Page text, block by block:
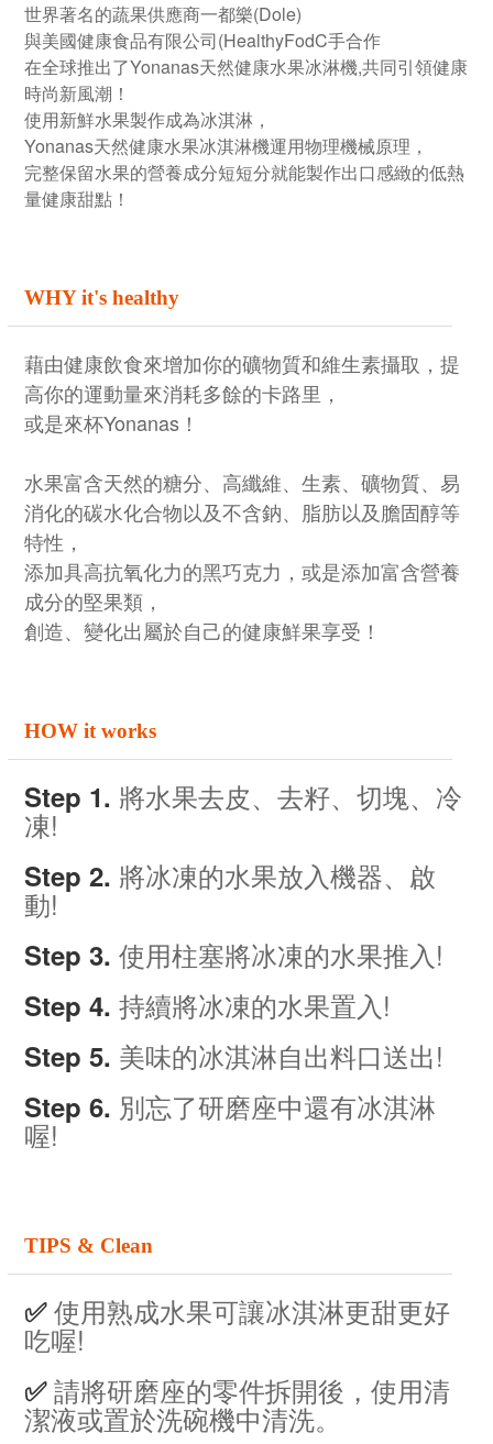
世界著名的蔬果供應商一都樂(Dole)
與美國健康食品有限公司(HealthyFodC手合作
在全球推出了Yonanas天然健康水果冰淋機,共同引領健康
時尚新風潮！
使用新鮮水果製作成為冰淇淋，
Yonanas天然健康水果冰淇淋機運用物理機械原理，
完整保留水果的營養成分短短分就能製作出口感緻的低熱
量健康甜點！
WHY it's healthy
藉由健康飲食來增加你的礦物質和維生素攝取， 提
高你的運動量來消耗多餘的卡路里，
或是來杯Yonanas！
水果富含天然的糖分、高纖維、生素、礦物質、易
消化的碳水化合物以及不含鈉、脂肪以及膽固醇等
特性，
添加具高抗氧化力的黑巧克力， 或是添加富含營養
成分的堅果類，
創造、變化出屬於自己的健康鮮果享受！
HOW it works
Step 1. 將水果去皮、去籽、切塊、冷
凍!
Step 2. 將冰凍的水果放入機器、啟
動!
Step 3. 使用柱塞將冰凍的水果推入!
Step 4. 持續將冰凍的水果置入!
Step 5. 美味的冰淇淋自出料口送出!
Step 6. 別忘了研磨座中還有冰淇淋
喔!
TIPS & Clean
✅使用熟成水果可讓冰淇淋更甜更好
吃喔!
✅請將研磨座的零件拆開後，使用清
潔液或置於洗碗機中清洗。